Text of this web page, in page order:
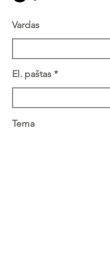
Vardas
El. paštas
Tema